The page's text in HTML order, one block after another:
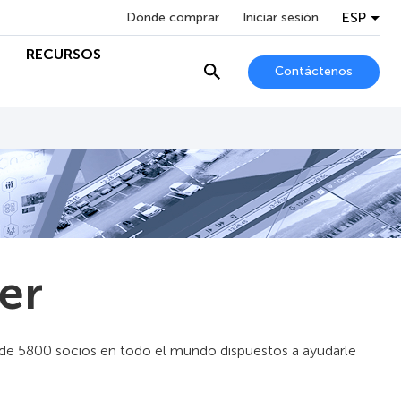
Dónde comprar Iniciar sesión ESP
RECURSOS
Contáctenos
5800 socios en todo el mundo dispuestos a ayudarle